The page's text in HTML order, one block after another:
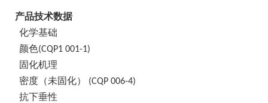
产品技术数据
化学基础
颜色(CQP1 001-1)
固化机理
密度（未固化）
(CQP 006-4)
抗下垂性